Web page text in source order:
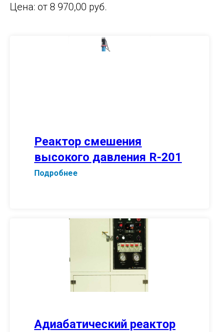
Цена: от 8 970,00 руб.
Реактор смешения
высокого давления R-201
Подробнее
Адиабатический реактор